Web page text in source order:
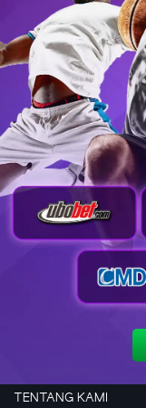
TENTANG KAMI